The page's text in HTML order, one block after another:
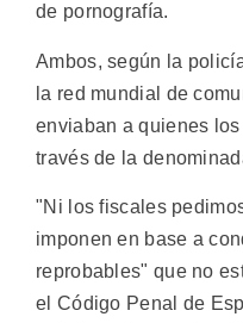
de pornografía.
Ambos, según la
la red mundial de
enviaban a quienes
través de la
"Ni los fiscales
imponen en base a
reprobables" que no
el Código Penal de